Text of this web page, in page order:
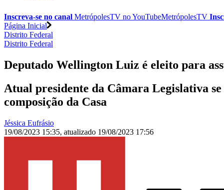
Inscreva-se no canal MetrópolesTV noYouTubeMetrópolesTV
Página Inicial
Distrito Federal
Distrito Federal
Deputado Wellington Luiz é eleito para
Atual presidente da Câmara Legislativa
composição da Casa
Jéssica Eufrásio
19/08/2023 15:35, atualizado 19/08/2023 17:56